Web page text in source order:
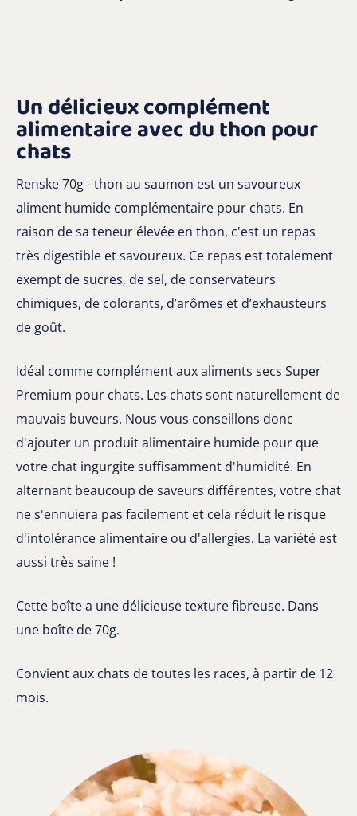
Un délicieux complément
alimentaire avec du thon pour
chats
Renske 70g - thon au saumon est un savoureux
aliment humide complémentaire pour chats. En
raison de sa teneur élevée en thon, c'est un repas
très digestible et savoureux. Ce repas est totalement
exempt de sucres, de sel, de conservateurs
chimiques, de colorants, d’arômes et d’exhausteurs
de goût.
Idéal comme complément aux aliments secs Super
Premium pour chats. Les chats sont naturellement de
mauvais buveurs. Nous vous conseillons donc
d'ajouter un produit alimentaire humide pour que
votre chat ingurgite suffisamment d'humidité. En
alternant beaucoup de saveurs différentes, votre chat
ne s'ennuiera pas facilement et cela réduit le risque
d'intolérance alimentaire ou d'allergies. La variété est
aussi très saine !
Cette boîte a une délicieuse texture fibreuse. Dans
une boîte de 70g.
Convient aux chats de toutes les races, à partir de 12
mois.